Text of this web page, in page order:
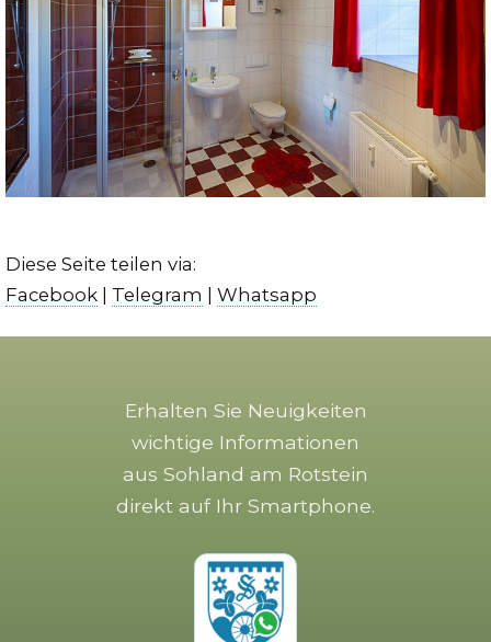
Diese Seite teilen via:
Facebook
Telegram Whatsapp
Erhalten Sie Neuigkeiten
wichtige Informationen
aus Sohland am Rotstein
direkt auf Ihr Smartphone.